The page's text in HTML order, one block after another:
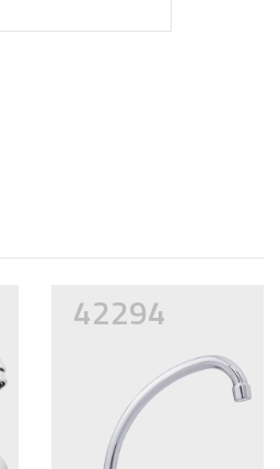
42294